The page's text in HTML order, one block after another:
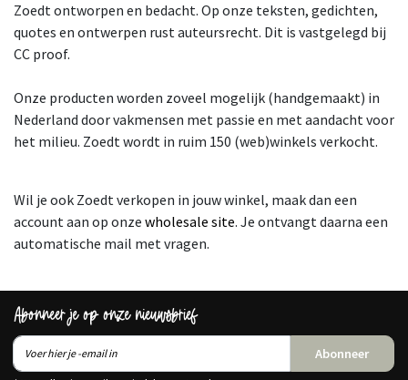
Zoedt ontworpen en bedacht. Op onze teksten, gedichten,
quotes en ontwerpen rust auteursrecht. Dit is vastgelegd bij
CC proof.
Onze producten worden zoveel mogelijk (handgemaakt) in
Nederland door vakmensen met passie en met aandacht voor
het milieu. Zoedt wordt in ruim 150 (web)winkels verkocht.
Wil je ook Zoedt verkopen in jouw winkel, maak dan een
account aan op onze wholesale site. Je ontvangt daarna een
automatische mail met vragen.
Abonneer je op onze nieuwsbrief
Abonneer